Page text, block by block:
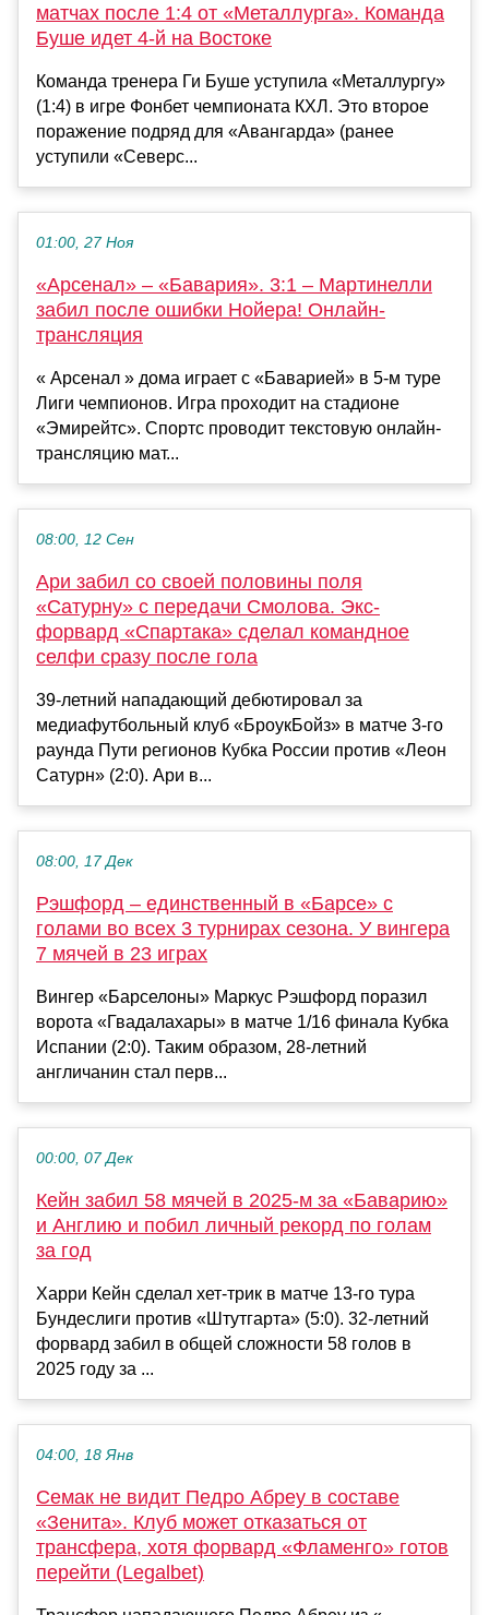
матчах после 1:4 от «Металлурга». Команда
Буше идет 4-й на Востоке
Команда тренера Ги Буше уступила «Металлургу»
(1:4) в игре Фонбет чемпионата КХЛ. Это второе
поражение подряд для «Авангарда» (ранее
уступили «Северс...
01:00, 27 Ноя
«Арсенал» – «Бавария». 3:1 – Мартинелли
забил после ошибки Нойера! Онлайн-
трансляция
« Арсенал » дома играет с «Баварией» в 5-м туре
Лиги чемпионов. Игра проходит на стадионе
«Эмирейтс». Спортс проводит текстовую онлайн-
трансляцию мат...
08:00, 12 Сен
Ари забил со своей половины поля
«Сатурну» с передачи Смолова. Экс-
форвард «Спартака» сделал командное
селфи сразу после гола
39-летний нападающий дебютировал за
медиафутбольный клуб «БроукБойз» в матче 3-го
раунда Пути регионов Кубка России против «Леон
Сатурн» (2:0). Ари в...
08:00, 17 Дек
Рэшфорд – единственный в «Барсе» с
голами во всех 3 турнирах сезона. У вингера
7 мячей в 23 играх
Вингер «Барселоны» Маркус Рэшфорд поразил
ворота «Гвадалахары» в матче 1/16 финала Кубка
Испании (2:0). Таким образом, 28-летний
англичанин стал перв...
00:00, 07 Дек
Кейн забил 58 мячей в 2025-м за «Баварию»
и Англию и побил личный рекорд по голам
за год
Харри Кейн сделал хет-трик в матче 13-го тура
Бундеслиги против «Штутгарта» (5:0). 32-летний
форвард забил в общей сложности 58 голов в
2025 году за ...
04:00, 18 Янв
Семак не видит Педро Абреу в составе
«Зенита». Клуб может отказаться от
трансфера, хотя форвард «Фламенго» готов
перейти (Legalbet)